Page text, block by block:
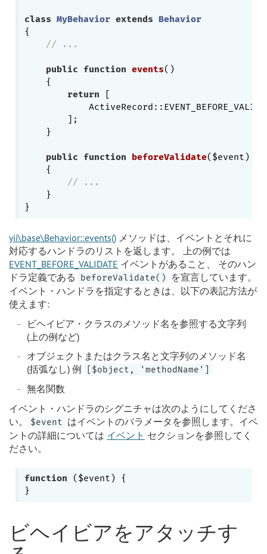
class MyBehavior extends Behavior
{
// ...
public function events()
{
return [
        ];
    }
public function beforeValidate($event)
{
// ...
    }
yii\base\Behavior::events() メソッドは、イベントとそれに
対応するハンドラのリストを返します。 上の例では
EVENT_BEFORE_VALIDATE イベントがあること、 そのハン
ドラ定義である
beforeValidate()
を宣言しています。
イベント・ハンドラを指定するときは、以下の表記方法が
使えます:
ビヘイビア・クラスのメソッド名を参照する文字列
(上の例など)
オブジェクトまたはクラス名と文字列のメソッド名
(括弧なし) 例
[$object, 'methodName']
無名関数
イベント・ハンドラのシグニチャは次のようにしてくださ
い。
$event はイベントのパラメータを参照します。イベ
ントの詳細については イベント セクションを参照してく
ださい。
function ($event)
{
ビヘイビアをアタッチす